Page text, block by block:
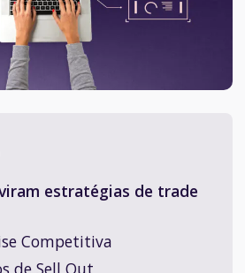
estratégias de trade
Competitiva
de Sell Out